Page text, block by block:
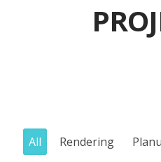
All Rendering